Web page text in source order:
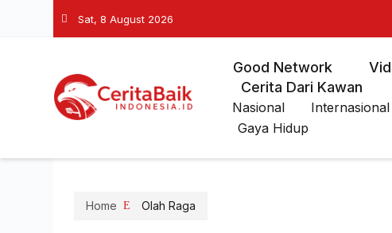
Sat, 8 August 2026
Good Network
Cerita Dari Kawan
Nasional Internasional
Gaya Hidup
Home Olah Raga